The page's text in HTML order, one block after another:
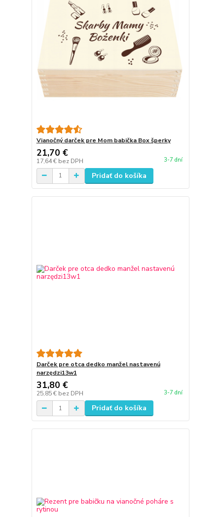
Vianočný darček pre Mom babička Box šperky
21,70 €
17,64 € bez DPH 3-7 dní
Pridať do košíka
Darček pre otca dedko manžel nastavenú
narzędzi13w1
31,80 €
25,85 € bez DPH 3-7 dní
Pridať do košíka